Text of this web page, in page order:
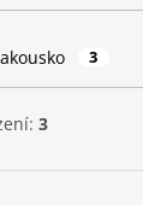
3
3